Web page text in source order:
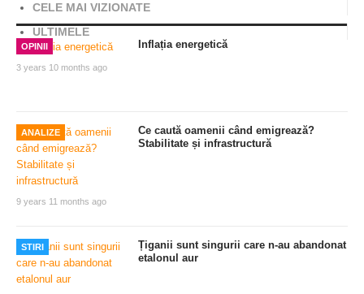
CELE MAI VIZIONATE
ULTIMELE
OPINII
3 years 10 months ago
Inflația energetică
ANALIZE
9 years 11 months ago
Ce caută oamenii când emigrează?
Stabilitate și infrastructură
STIRI
Țiganii sunt singurii care n-au abandonat
etalonul aur